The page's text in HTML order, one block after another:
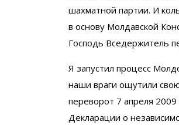
шахматной партии. И
в основу Молдавской
Господь Вседержитель
Я запустил процесс
наши враги ощутили
переворот 7 апреля
Декларации о